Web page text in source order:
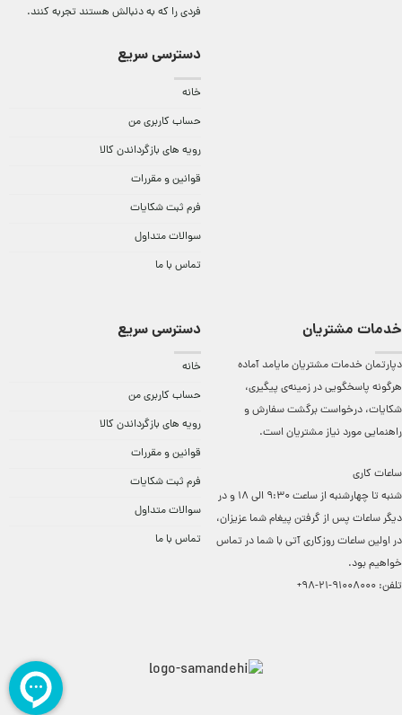
فردی را که به دنبالش هستند تجربه کنند.
دسترسی سریع
خانه
حساب کاربری من
رویه های بازگرداندن کالا
قوانین و مقررات
فرم ثبت شکایات
سوالات متداول
تماس با ما
خدمات مشتریان
دپارتمان خدمات مشتریان مایامد آماده
هرگونه پاسخگویی در زمینه‌ی پیگیری،
شکایات، درخواست برگشت سفارش و
راهنمایی مورد نیاز مشتریان است.
ساعات کاری
شنبه تا چهارشنبه از ساعت 9:30 الی 18 و در
دیگر ساعات ‌پس از گرفتن پیغام شما عزیزان،
در اولین ساعات روزکاری آتی با شما در تماس
خواهیم بود.
تلفن: 91008000-21-98+
دسترسی سریع
خانه
حساب کاربری من
رویه های بازگرداندن کالا
قوانین و مقررات
فرم ثبت شکایات
سوالات متداول
تماس با ما